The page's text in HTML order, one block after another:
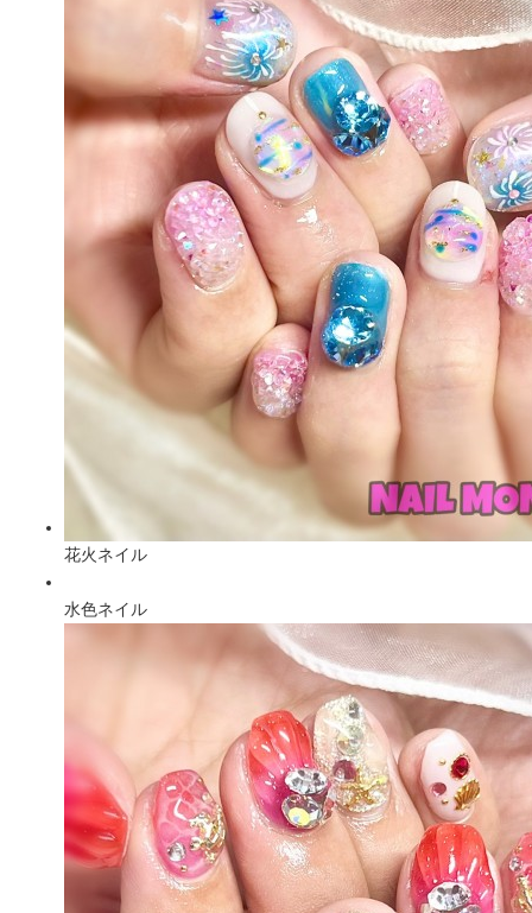
花火ネイル
水色ネイル